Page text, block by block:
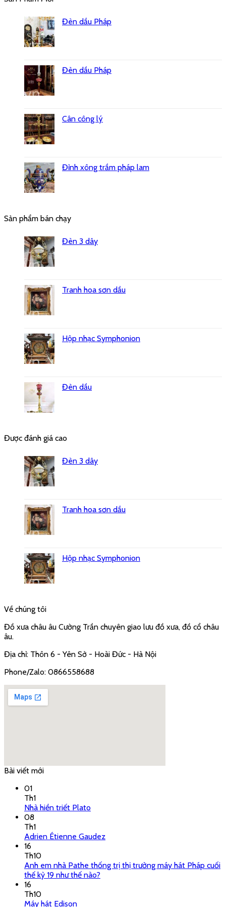
Đèn dầu Pháp
Đèn dầu Pháp
Cân công lý
Đỉnh xông trầm pháp lam
Sản phẩm bán chạy
Đèn 3 dây
Tranh hoa sơn dầu
Hộp nhạc Symphonion
Đèn dầu
Được đánh giá cao
Đèn 3 dây
Tranh hoa sơn dầu
Hộp nhạc Symphonion
Về chúng tôi
Đồ xưa châu âu Cường Trần chuyên giao lưu đồ xưa, đồ cổ châu
âu.
Địa chỉ: Thôn 6 - Yên Sở - Hoài Đức - Hà Nội
Phone/Zalo: 0866558688
Bài viết mới
01
Th1
Nhà hiền triết Plato
08
Th1
Adrien Étienne Gaudez
16
Th10
Anh em nhà Pathe thống trị thị trường máy hát Pháp cuối
thế kỷ 19 như thế nào?
16
Th10
Máy hát Edison